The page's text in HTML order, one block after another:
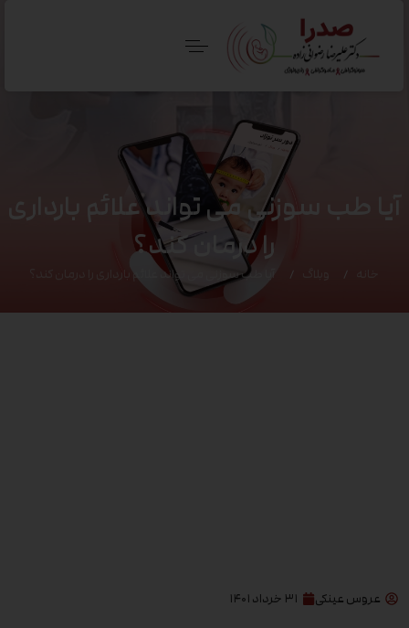
آیا طب سوزنی می تواند علائم بارداری
را درمان کند؟
آیا طب سوزنی می تواند علائم بارداری را درمان کند؟
عروس عینکی ۳۱ خرداد ۱۴۰۱